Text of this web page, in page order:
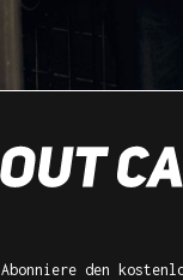
Abonniere den